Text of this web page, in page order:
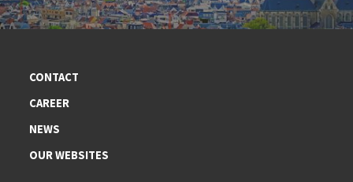
CONTACT
CAREER
NEWS
OUR WEBSITES